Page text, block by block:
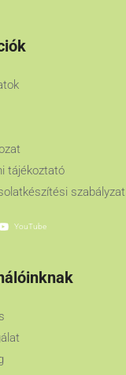
tájékoztató
szabályzat
YouTube